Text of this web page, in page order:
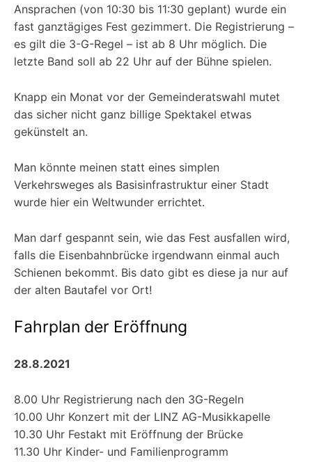
Ansprachen (von 10:30 bis 11:30 geplant) wurde ein
fast ganztägiges Fest gezimmert. Die Registrierung –
es gilt die 3-G-Regel – ist ab 8 Uhr möglich. Die
letzte Band soll ab 22 Uhr auf der Bühne spielen.
Knapp ein Monat vor der Gemeinderatswahl mutet
das sicher nicht ganz billige Spektakel etwas
gekünstelt an.
Man könnte meinen statt eines simplen
Verkehrsweges als Basisinfrastruktur einer Stadt
wurde hier ein Weltwunder errichtet.
Man darf gespannt sein, wie das Fest ausfallen wird,
falls die Eisenbahnbrücke irgendwann einmal auch
Schienen bekommt. Bis dato gibt es diese ja nur auf
der alten Bautafel vor Ort!
Fahrplan der Eröffnung
28.8.2021
8.00 Uhr Registrierung nach den 3G-Regeln
10.00 Uhr Konzert mit der LINZ AG-Musikkapelle
10.30 Uhr Festakt mit Eröffnung der Brücke
11.30 Uhr Kinder- und Familienprogramm